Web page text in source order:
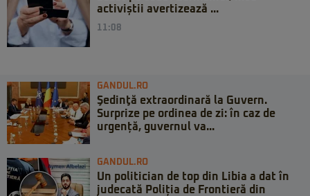
activiștii avertizează ...
11:08
GANDUL.RO
Şedinţă extraordinară la Guvern.
Surprize pe ordinea de zi: în caz de
urgență, guvernul va...
GANDUL.RO
Un politician de top din Libia a dat în
judecată Poliția de Frontieră din